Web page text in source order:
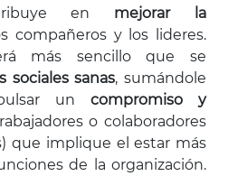
en mejorar la
compañeros y los lideres.
más sencillo que se
sociales sanas, sumándole
un compromiso y
o colaboradores
que implique el estar más
de la organización.